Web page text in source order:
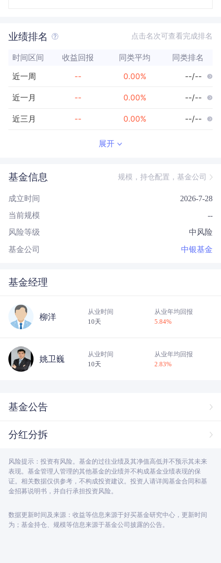
业绩排名 点击名次可查看完成排名
时间区间 收益回报 同类平均 同类排名
近一周 -- 0.00% --/--
近一月 -- 0.00% --/--
近三月 -- 0.00% --/--
近三年 0.00 % --/--
近五年 --/--
成立以来 --/--
展开
基金信息 规模，持仓配置，基金公司
成立时间 2026-7-28
当前规模 --
风险等级 中风险
基金公司 中银基金
基金经理
柳洋
从业时间
10天
从业年均回报
5.84%
姚卫巍
从业时间
10天
从业年均回报
2.83%
基金公告
分红分拆
风险提示：投资有风险。基金的过往业绩及其净值高低并不预示其未来
表现。基金管理人管理的其他基金的业绩并不构成基金业绩表现的保
证。相关数据仅供参考，不构成投资建议。投资人请详阅基金合同和基
金招募说明书，并自行承担投资风险。
数据更新时间及来源：收益等信息来源于好买基金研究中心，更新时间
为；基金持仓、规模等信息来源于基金公司披露的公告。